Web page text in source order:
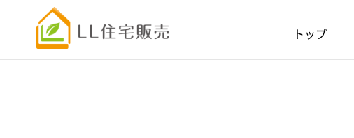
トップ